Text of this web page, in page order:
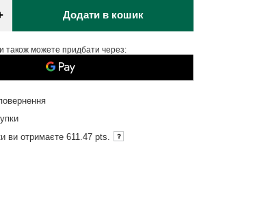
Додати в кошик
також можете придбати через:
ви отримаєте611.47 pts.